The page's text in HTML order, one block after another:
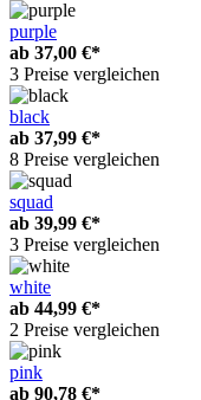
purple
ab 37,00 €*
3 Preise vergleichen
black
ab 37,99 €*
8 Preise vergleichen
squad
ab 39,99 €*
3 Preise vergleichen
white
ab 44,99 €*
2 Preise vergleichen
pink
ab 90,78 €*